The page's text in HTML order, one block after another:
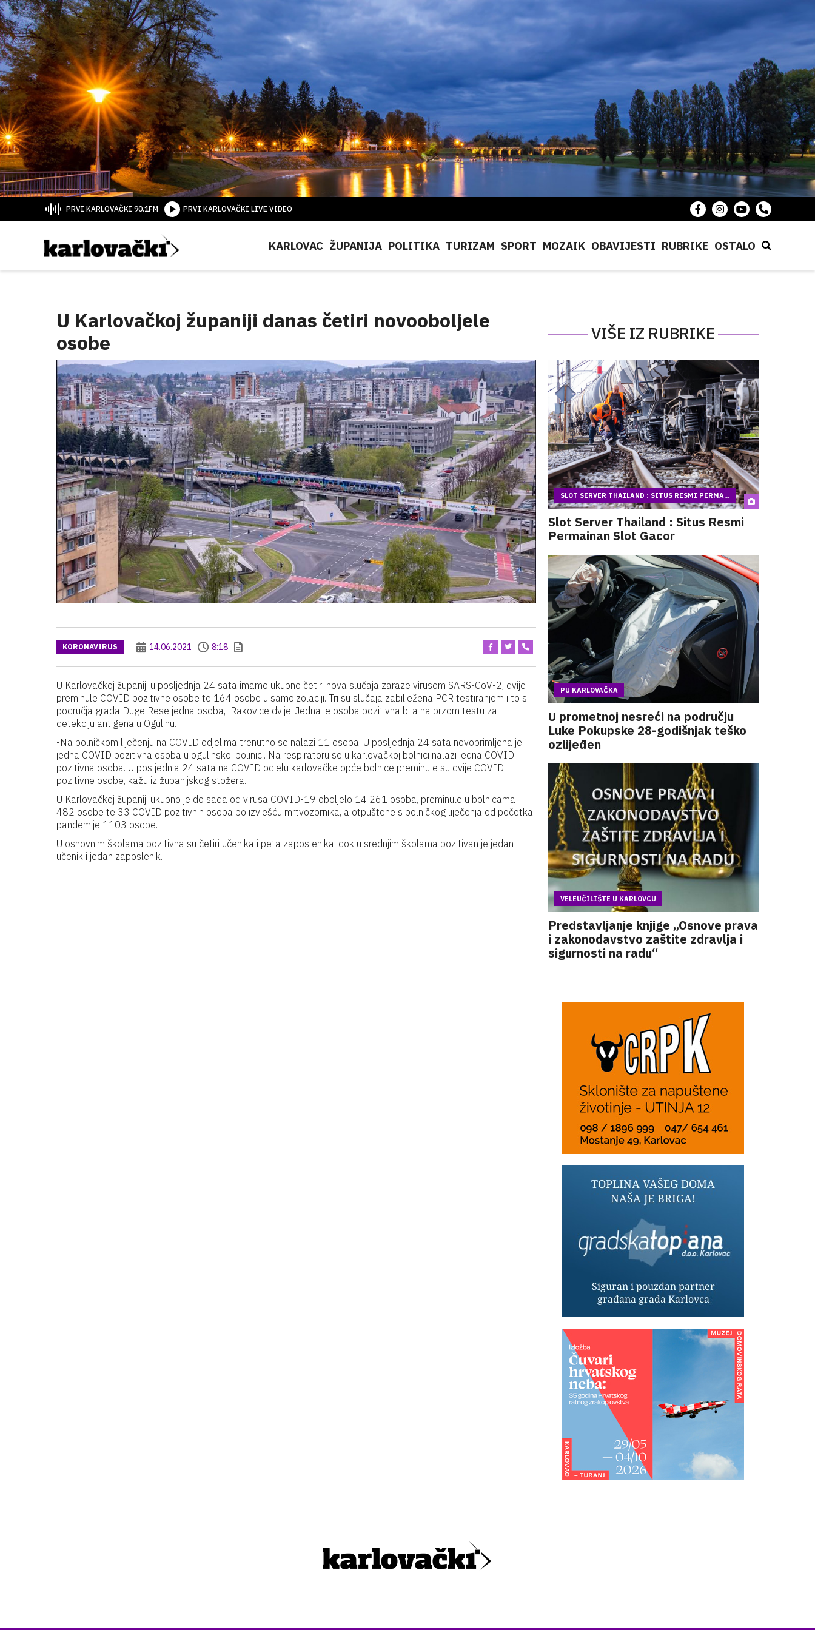
PRVI KARLOVAČKI 90.1FM PRVI KARLOVAČKI LIVE VIDEO
KARLOVAC ŽUPANIJA POLITIKA TURIZAM SPORT MOZAIK OBAVIJESTI RUBRIKE OSTALO
U Karlovačkoj županiji danas četiri novooboljele
osobe
VIŠE IZ RUBRIKE
KORONAVIRUS 14.06.2021 8:18
U Karlovačkoj županiji u posljednja 24 sata imamo ukupno četiri nova slučaja zaraze virusom SARS-CoV-2, dvije
preminule COVID pozitivne osobe te 164 osobe u samoizolaciji. Tri su slučaja zabilježena PCR testiranjem i to s
područja grada Duge Rese jedna osoba, Rakovice dvije. Jedna je osoba pozitivna bila na brzom testu za
detekciju antigena u Ogulinu.
-Na bolničkom liječenju na COVID odjelima trenutno se nalazi 11 osoba. U posljednja 24 sata novoprimljena je
jedna COVID pozitivna osoba u ogulinskoj bolinici. Na respiratoru se u karlovačkoj bolnici nalazi jedna COVID
pozitivna osoba. U posljednja 24 sata na COVID odjelu karlovačke opće bolnice preminule su dvije COVID
pozitivne osobe, kažu iz županijskog stožera.
U Karlovačkoj županiji ukupno je do sada od virusa COVID-19 oboljelo 14 261 osoba, preminule u bolnicama
482 osobe te 33 COVID pozitivnih osoba po izvješću mrtvozornika, a otpuštene s bolničkog liječenja od početka
pandemije 1103 osobe.
U osnovnim školama pozitivna su četiri učenika i peta zaposlenika, dok u srednjim školama pozitivan je jedan
učenik i jedan zaposlenik.
SLOT SERVER THAILAND : SITUS RESMI PERMA...
Slot Server Thailand : Situs Resmi
Permainan Slot Gacor
PU KARLOVAČKA
U prometnoj nesreći na području
Luke Pokupske 28-godišnjak teško
ozlijeđen
VELEUČILIŠTE U KARLOVCU
Predstavljanje knjige „Osnove prava
i zakonodavstvo zaštite zdravlja i
sigurnosti na radu“